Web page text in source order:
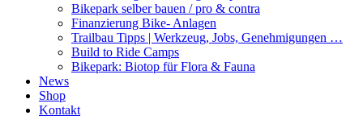
Bikepark selber bauen / pro & contra
Finanzierung Bike- Anlagen
Trailbau Tipps | Werkzeug, Jobs, Genehmigungen …
Build to Ride Camps
Bikepark: Biotop für Flora & Fauna
News
Shop
Kontakt